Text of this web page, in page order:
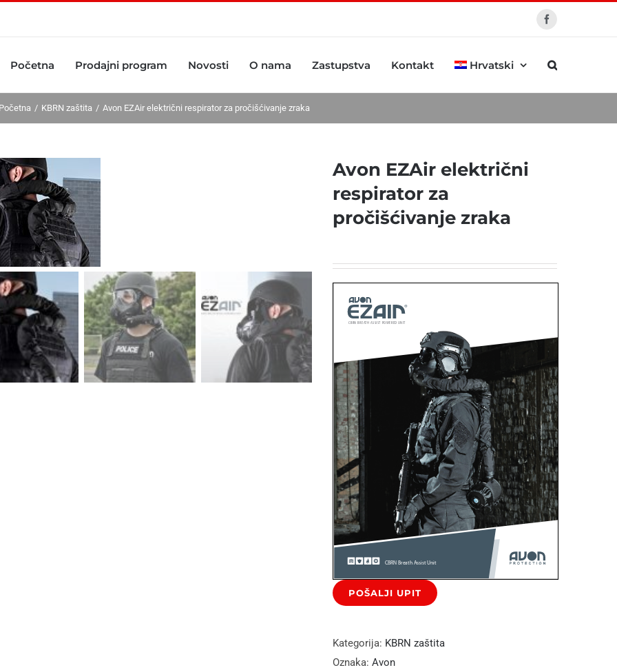
Facebook
Početna Prodajni program Novosti O nama Zastupstva Kontakt Hrvatski
KBRN zaštita Avon EZAir električni respirator za pročišćivanje zraka
Avon EZAir električni
respirator za
pročišćivanje zraka
Kategorija: KBRN zaštita
Oznaka: Avon